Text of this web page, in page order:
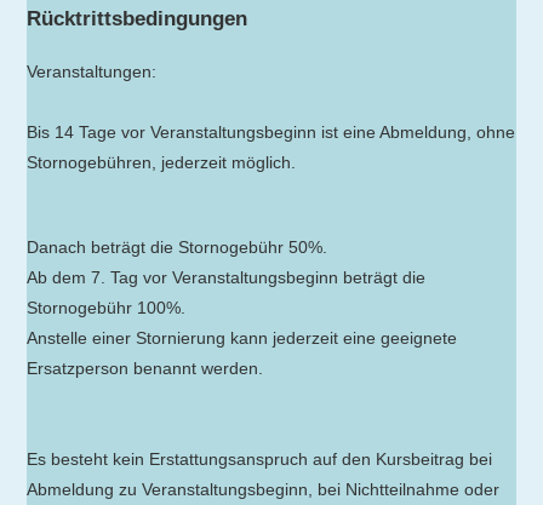
Rücktrittsbedingungen
Veranstaltungen:
Bis 14 Tage vor Veranstaltungsbeginn ist eine Abmeldung, ohne
Stornogebühren, jederzeit möglich.
Danach beträgt die Stornogebühr 50%.
Ab dem 7. Tag vor Veranstaltungsbeginn beträgt die
Stornogebühr 100%.
Anstelle einer Stornierung kann jederzeit eine geeignete
Ersatzperson benannt werden.
Es besteht kein Erstattungsanspruch auf den Kursbeitrag bei
Abmeldung zu Veranstaltungsbeginn, bei Nichtteilnahme oder